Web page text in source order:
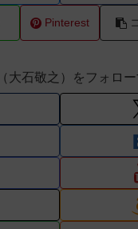
Pinterest
大石敬之）をフォロー